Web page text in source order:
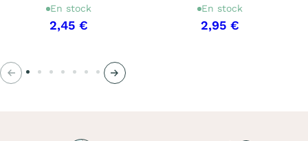
En stock
2,45 €
En stock
2,95 €
Anterior Siguiente